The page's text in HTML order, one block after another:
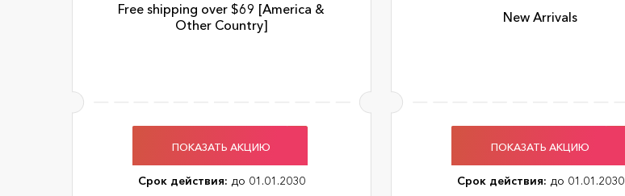
Free shipping over $69 [America &
Other Country]
ПОКАЗАТЬ АКЦИЮ
Срок действия: до 01.01.2030
New Arrivals
ПОКАЗАТЬ АКЦИЮ
Срок действия: до 01.01.2030